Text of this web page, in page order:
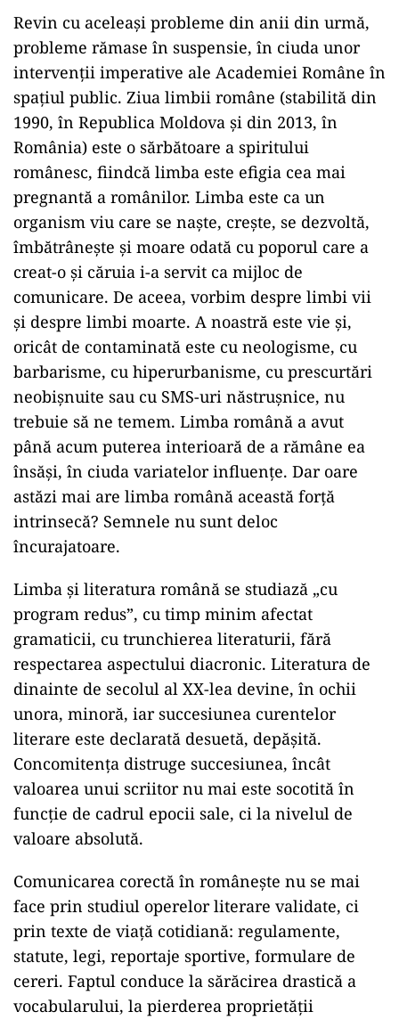
Revin cu aceleași probleme din anii din urmă,
probleme rămase în suspensie, în ciuda unor
intervenții imperative ale Academiei Române în
spațiul public. Ziua limbii române (stabilită din
1990, în Republica Moldova și din 2013, în
România) este o sărbătoare a spiritului
românesc, fiindcă limba este efigia cea mai
pregnantă a românilor. Limba este ca un
organism viu care se naște, crește, se dezvoltă,
îmbătrânește și moare odată cu poporul care a
creat-o și căruia i-a servit ca mijloc de
comunicare. De aceea, vorbim despre limbi vii
și despre limbi moarte. A noastră este vie și,
oricât de contaminată este cu neologisme, cu
barbarisme, cu hiperurbanisme, cu prescurtări
neobișnuite sau cu SMS-uri năstrușnice, nu
trebuie să ne temem. Limba română a avut
până acum puterea interioară de a rămâne ea
însăși, în ciuda variatelor influențe. Dar oare
astăzi mai are limba română această forță
intrinsecă? Semnele nu sunt deloc
încurajatoare.
Limba și literatura română se studiază „cu
program redus”, cu timp minim afectat
gramaticii, cu trunchierea literaturii, fără
respectarea aspectului diacronic. Literatura de
dinainte de secolul al XX-lea devine, în ochii
unora, minoră, iar succesiunea curentelor
literare este declarată desuetă, depășită.
Concomitența distruge succesiunea, încât
valoarea unui scriitor nu mai este socotită în
funcție de cadrul epocii sale, ci la nivelul de
valoare absolută.
Comunicarea corectă în românește nu se mai
face prin studiul operelor literare validate, ci
prin texte de viață cotidiană: regulamente,
statute, legi, reportaje sportive, formulare de
cereri. Faptul conduce la sărăcirea drastică a
vocabularului, la pierderea proprietății